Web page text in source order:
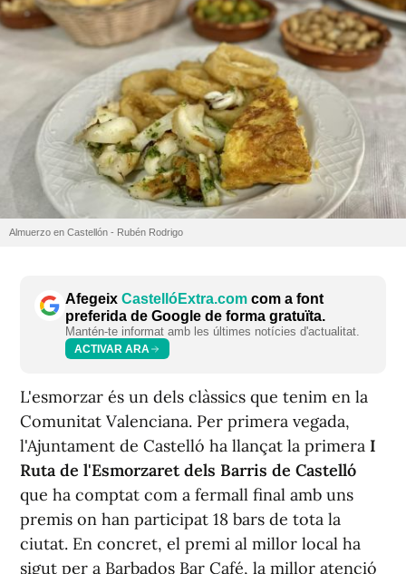
Almuerzo en Castellón - Rubén Rodrigo
Afegeix CastellóExtra.com com a font
preferida de Google de forma gratuïta.
Mantén-te informat amb les últimes notícies d'actualitat.
ACTIVAR ARA
L'esmorzar és un dels clàssics que tenim en la
Comunitat Valenciana. Per primera vegada,
l'Ajuntament de Castelló ha llançat la primera I
Ruta de l'Esmorzaret dels Barris de Castelló
que ha comptat com a fermall final amb uns
premis on han participat 18 bars de tota la
ciutat. En concret, el premi al millor local ha
sigut per a Barbados Bar Café, la millor atenció